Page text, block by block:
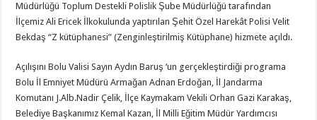
KÜTÜPHANESİNİN
AÇILIŞI
GERÇEKLEŞTİ
için
Müdürlüğü Toplum Destekli Polislik Şube Müdürlüğü tarafından
İlçemiz Ali Ericek İlkokulunda yaptırılan Şehit Özel Harekât Polisi Velit
Bekdaş “Z kütüphanesi” (Zenginleştirilmiş Kütüphane) hizmete açıldı.
Açılışını Bolu Valisi Sayın Aydın Baruş ‘un gerçekleştirdiği programa
Bolu İl Emniyet Müdürü Armağan Adnan Erdoğan, İl Jandarma
Komutanı J.Alb.Nadir Çelik, İlçe Kaymakam Vekili Orhan Gazi Karakaş,
Belediye Başkanımız Kemal Kazan, İl Milli Eğitim Müdür Yardımcısı